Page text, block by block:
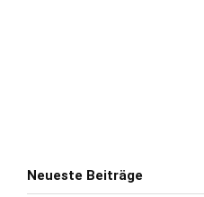
Neueste Beiträge